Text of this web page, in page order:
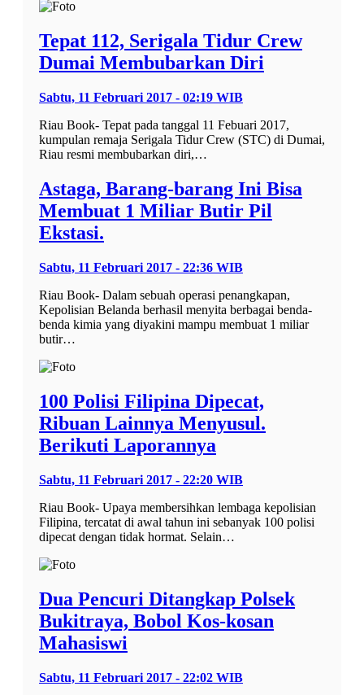
Tepat 112, Serigala Tidur Crew
Dumai Membubarkan Diri
Sabtu, 11 Februari 2017 - 02:19 WIB
Riau Book- Tepat pada tanggal 11 Febuari 2017,
kumpulan remaja Serigala Tidur Crew (STC) di Dumai,
Riau resmi membubarkan diri,…
Astaga, Barang-barang Ini Bisa
Membuat 1 Miliar Butir Pil
Ekstasi.
Sabtu, 11 Februari 2017 - 22:36 WIB
Riau Book- Dalam sebuah operasi penangkapan,
Kepolisian Belanda berhasil menyita berbagai benda-
benda kimia yang diyakini mampu membuat 1 miliar
butir…
100 Polisi Filipina Dipecat,
Ribuan Lainnya Menyusul.
Berikuti Laporannya
Sabtu, 11 Februari 2017 - 22:20 WIB
Riau Book- Upaya membersihkan lembaga kepolisian
Filipina, tercatat di awal tahun ini sebanyak 100 polisi
dipecat dengan tidak hormat. Selain…
Dua Pencuri Ditangkap Polsek
Bukitraya, Bobol Kos-kosan
Mahasiswi
Sabtu, 11 Februari 2017 - 22:02 WIB